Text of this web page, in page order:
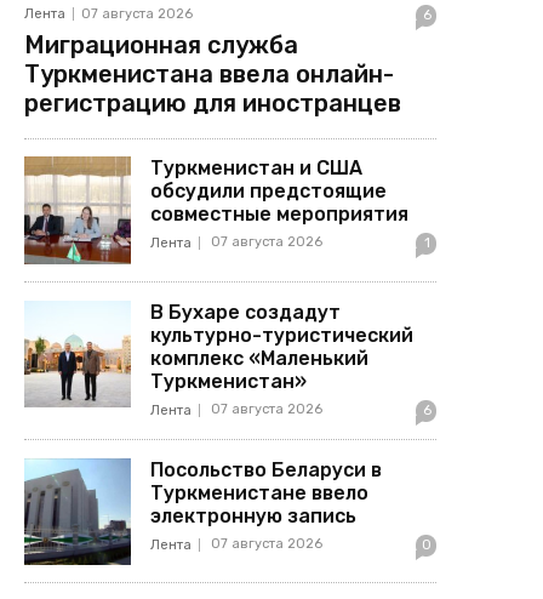
Лента 07 августа 2026 6
Миграционная служба
Туркменистана ввела онлайн-
регистрацию для иностранцев
Туркменистан и США
обсудили предстоящие
совместные мероприятия
Лента 07 августа 2026 1
В Бухаре создадут
культурно-туристический
комплекс «Маленький
Туркменистан»
Лента 07 августа 2026 6
Посольство Беларуси в
Туркменистане ввело
электронную запись
Лента 07 августа 2026 0